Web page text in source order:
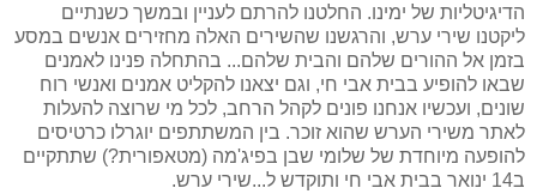
הדיגיטליות של ימינו. החלטנו להרתם לעניין ובמשך כשנתיים
ליקטנו שירי ערש, והרגשנו שהשירים האלה מחזירים אנשים במסע
בזמן אל ההורים שלהם והבית שלהם... בהתחלה פנינו לאמנים
שבאו להופיע בבית אבי חי, וגם יצאנו להקליט אמנים ואנשי רוח
שונים, ועכשיו אנחנו פונים לקהל הרחב, לכל מי שרוצה להעלות
לאתר משירי הערש שהוא זוכר. בין המשתתפים יוגרלו כרטיסים
להופעה מיוחדת של שלומי שבן בפיג'מה (מטאפורית?) שתתקיים
ב14 ינואר בבית אבי חי ותוקדש ל...שירי ערש.